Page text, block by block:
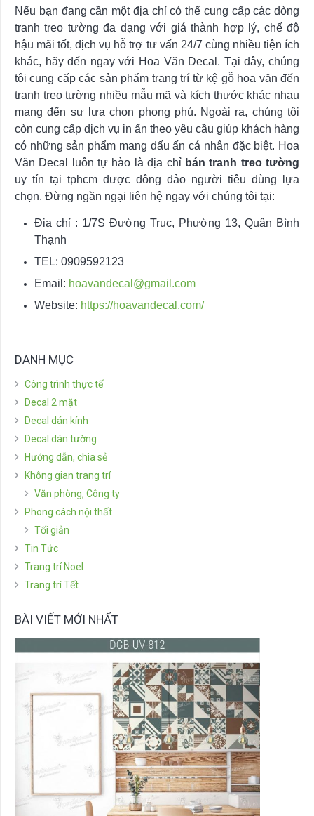
Nếu bạn đang cần một địa chỉ có thể cung cấp các dòng
tranh treo tường đa dạng với giá thành hợp lý, chế độ
hậu mãi tốt, dịch vụ hỗ trợ tư vấn 24/7 cùng nhiều tiện ích
khác, hãy đến ngay với Hoa Văn Decal. Tại đây, chúng
tôi cung cấp các sản phẩm trang trí từ kệ gỗ hoa văn đến
tranh treo tường nhiều mẫu mã và kích thước khác nhau
mang đến sự lựa chọn phong phú. Ngoài ra, chúng tôi
còn cung cấp dịch vụ in ấn theo yêu cầu giúp khách hàng
có những sản phẩm mang dấu ấn cá nhân đặc biệt. Hoa
Văn Decal luôn tự hào là địa chỉ bán tranh treo tường
uy tín tại tphcm được đông đảo người tiêu dùng lựa
chọn. Đừng ngần ngại liên hệ ngay với chúng tôi tại:
Địa chỉ : 1/7S Đường Trục, Phường 13, Quận Bình
Thạnh
TEL: 0909592123
Email: hoavandecal@gmail.com
Website: https://hoavandecal.com/
DANH MỤC
Công trình thực tế
Decal 2 mặt
Decal dán kính
Decal dán tường
Hướng dẫn, chia sẻ
Không gian trang trí
Văn phòng, Công ty
Phong cách nội thất
Tối giản
Tin Tức
Trang trí Noel
Trang trí Tết
BÀI VIẾT MỚI NHẤT